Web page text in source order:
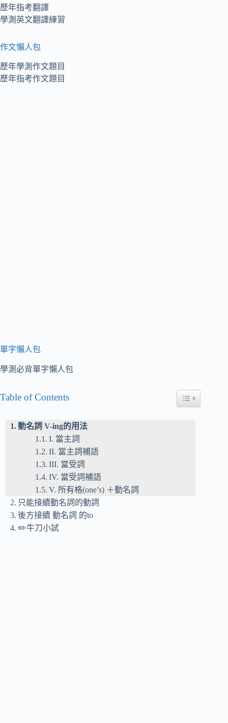
歷年指考翻譯
學測英文翻譯練習
作文懶人包
歷年學測作文題目
歷年指考作文題目
單字懶人包
學測必背單字懶人包
Table of Contents Toggle Table of
動名詞 V-ing的用法
I. 當主詞
II. 當主詞補語
III. 當受詞
IV. 當受詞補語
V. 所有格(one’s) ＋動名詞
只能接續動名詞的動詞
後方接續 動名詞 的to
✏️牛刀小試